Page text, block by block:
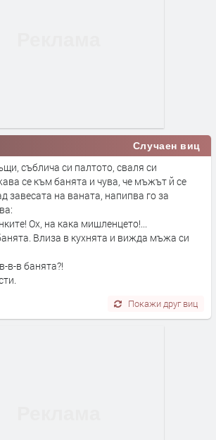
Случаен виц
съблича си палтото, сваля си
се към банята и чува, че мъжът й се
завесата на ваната, напипва го за
Ох, на кака мишленцето!...
Влиза в кухнята и вижда мъжа си
в-в банята?!
Покажи друг виц